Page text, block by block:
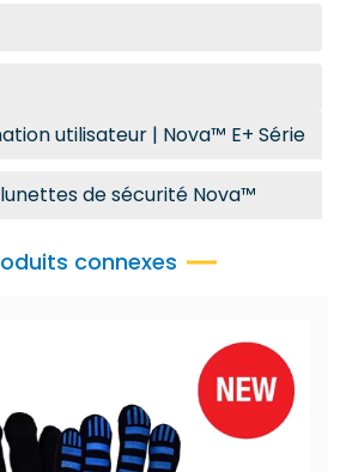
utilisateur | Nova™ E+ Série
de sécurité Nova™
connexes